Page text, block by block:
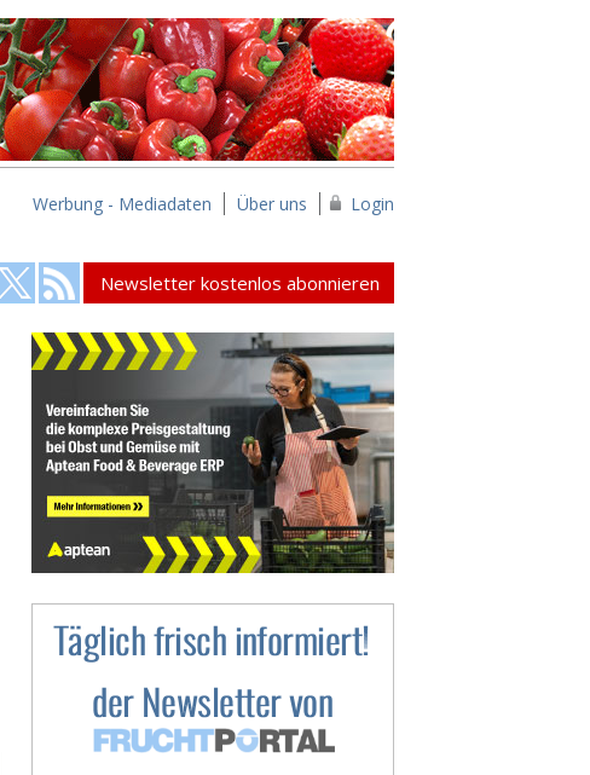
Werbung - Mediadaten Über uns Login
Newsletter kostenlos abonnieren